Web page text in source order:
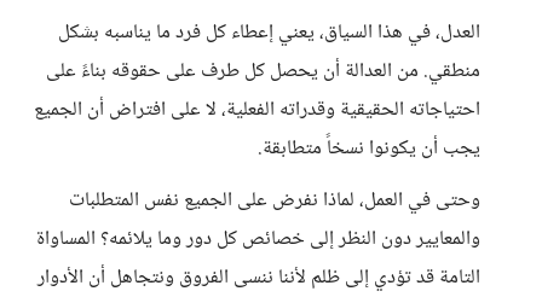
العدل، في هذا السياق، يعني إعطاء كل فرد ما يناسبه بشكل
منطقي. من العدالة أن يحصل كل طرف على حقوقه بناءً على
احتياجاته الحقيقية وقدراته الفعلية، لا على افتراض أن الجميع
يجب أن يكونوا نسخاً متطابقة.
وحتى في العمل، لماذا نفرض على الجميع نفس المتطلبات
والمعايير دون النظر إلى خصائص كل دور وما يلائمه؟ المساواة
التامة قد تؤدي إلى ظلم لأننا ننسى الفروق ونتجاهل أن الأدوار